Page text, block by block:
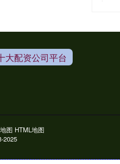
大配资公司平台
图 HTML地图
2025